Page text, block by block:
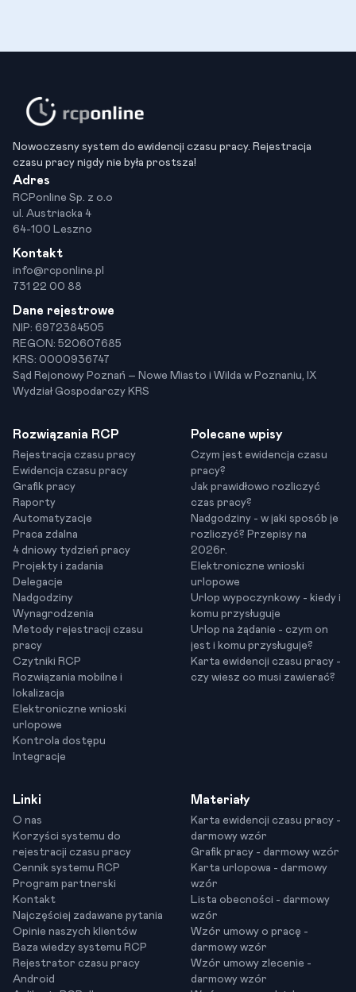
płac? W tym kompleksowym przewodniku eksperci
najczęstsze błędy audytowe oraz technologiczne
rozwiązania, które pozwalają pogodzić wymogi unijne
z codzienną efektywnością biznesu.
Nowoczesny system do ewidencji czasu pracy. Rejestracja
czasu pracy nigdy nie była prostsza!
Adres
RCPonline Sp. z o.o
ul. Austriacka 4
64-100 Leszno
Kontakt
info@rcponline.pl
731 22 00 88
Dane rejestrowe
NIP: 6972384505
REGON: 520607685
KRS: 0000936747
Sąd Rejonowy Poznań – Nowe Miasto i Wilda w Poznaniu, IX
Wydział Gospodarczy KRS
Rozwiązania RCP
Rejestracja czasu pracy
Ewidencja czasu pracy
Grafik pracy
Raporty
Automatyzacje
Praca zdalna
4 dniowy tydzień pracy
Projekty i zadania
Delegacje
Nadgodziny
Wynagrodzenia
Metody rejestracji czasu
pracy
Czytniki RCP
Rozwiązania mobilne i
lokalizacja
Elektroniczne wnioski
urlopowe
Kontrola dostępu
Integracje
Polecane wpisy
Czym jest ewidencja czasu
pracy?
Jak prawidłowo rozliczyć
czas pracy?
Nadgodziny - w jaki sposób je
rozliczyć? Przepisy na
2026r.
Elektroniczne wnioski
urlopowe
Urlop wypoczynkowy - kiedy i
komu przysługuje
Urlop na żądanie - czym on
jest i komu przysługuje?
Karta ewidencji czasu pracy -
czy wiesz co musi zawierać?
Linki
O nas
Korzyści systemu do
rejestracji czasu pracy
Cennik systemu RCP
Program partnerski
Kontakt
Najczęściej zadawane pytania
Opinie naszych klientów
Baza wiedzy systemu RCP
Rejestrator czasu pracy
Android
Materiały
Karta ewidencji czasu pracy -
darmowy wzór
Grafik pracy - darmowy wzór
Karta urlopowa - darmowy
wzór
Lista obecności - darmowy
wzór
Wzór umowy o pracę -
darmowy wzór
Wzór umowy zlecenie -
darmowy wzór